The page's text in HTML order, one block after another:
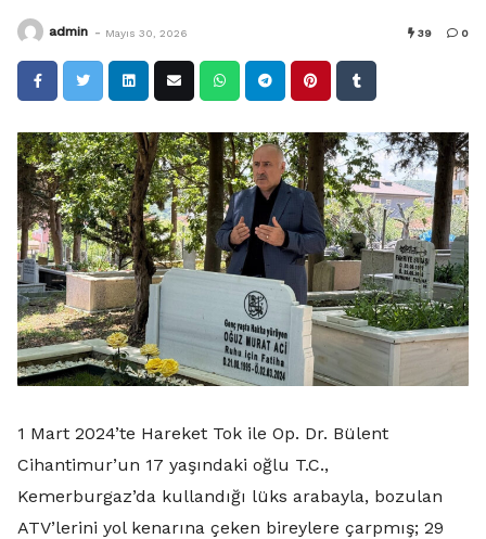
admin - Mayıs 30, 2026 39 0
1 Mart 2024’te Hareket Tok ile Op. Dr. Bülent
Cihantimur’un 17 yaşındaki oğlu T.C.,
Kemerburgaz’da kullandığı lüks arabayla, bozulan
ATV’lerini yol kenarına çeken bireylere çarpmış; 29